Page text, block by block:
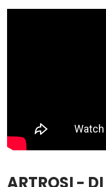
ARTROSI -